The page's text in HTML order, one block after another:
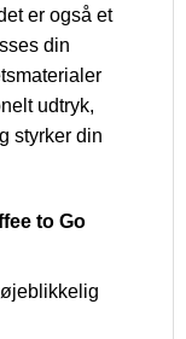
er også et
din
udtryk,
styrker din
to Go